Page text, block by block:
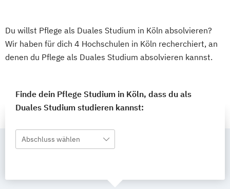
Du willst Pflege als Duales Studium in Köln absolvieren?
Wir haben für dich 4 Hochschulen in Köln recherchiert, an
denen du Pflege als Duales Studium absolvieren kannst.
Finde dein Pflege Studium in Köln, dass du als
Duales Studium studieren kannst:
Abschluss wählen